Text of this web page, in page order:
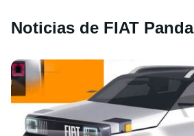
Noticias de FIAT Panda